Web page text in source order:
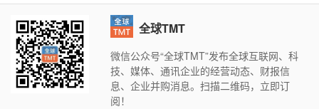
全球TMT
微信公众号“全球TMT”发布全球互联网、科
技、媒体、通讯企业的经营动态、财报信
息、企业并购消息。扫描二维码，立即订
阅！